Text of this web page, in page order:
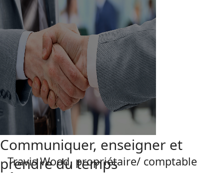
Communiquer, enseigner et
prendre du temps
Travis Wood, propriétaire/ comptable